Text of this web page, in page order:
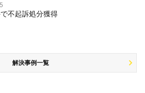
適法違反
みを解消するためには
せつ物頒布罪，淫行勧誘罪
ポルノ
等
違反
不起訴処分獲得
解決事例一覧